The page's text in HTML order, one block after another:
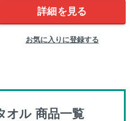
詳細を見る
お気に入りに登録する
オル 商品一覧